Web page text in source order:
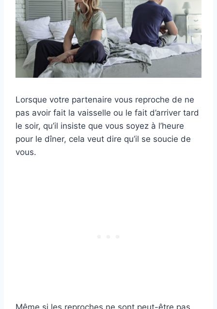
Lorsque votre partenaire vous reproche de ne
pas avoir fait la vaisselle ou le fait d’arriver tard
le soir, qu’il insiste que vous soyez à l’heure
pour le dîner, cela veut dire qu’il se soucie de
vous.